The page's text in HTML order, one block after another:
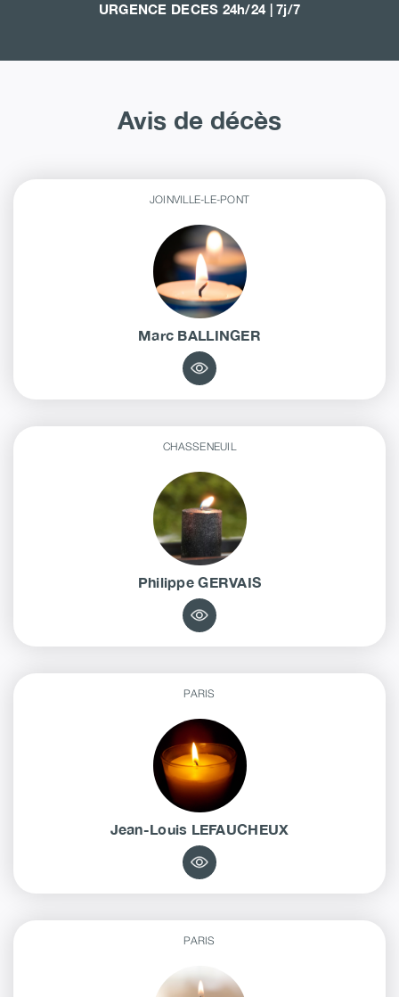
URGENCE DECES 24h/24 | 7j/7
Avis de décès
JOINVILLE-LE-PONT
Marc BALLINGER
CHASSENEUIL
PhilippeGERVAIS
PARIS
Jean-Louis LEFAUCHEUX
PARIS